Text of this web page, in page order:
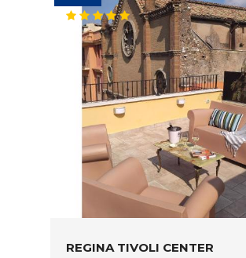
REGINA TIVOLI CENTER